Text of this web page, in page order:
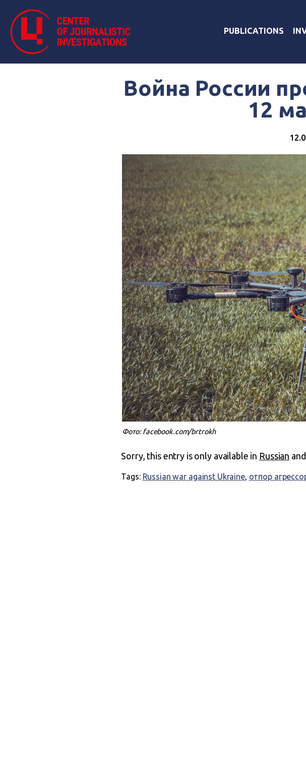
PUBLICATIONS
Война России
12
Фото: facebook.com/brtrokh
Sorry, this entry is only available in Russian and
Tags: Russian war against Ukraine, отпор